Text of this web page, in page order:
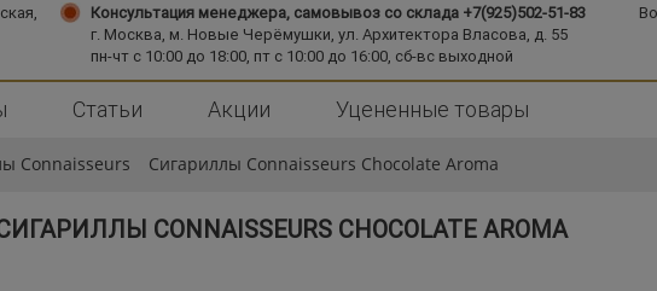
Консультация менеджера, самовывоз со склада +7(925)502-51-83
г. Москва, м. Новые Черёмушки, ул. Архитектора Власова, д. 55
пн-чт с 10:00 до 18:00, пт с 10:00 до 16:00, сб-вс выходной
Статьи Акции Уцененные товары
Connaisseurs Сигариллы Connaisseurs Chocolate Aroma
CONNAISSEURS CHOCOLATE AROMA